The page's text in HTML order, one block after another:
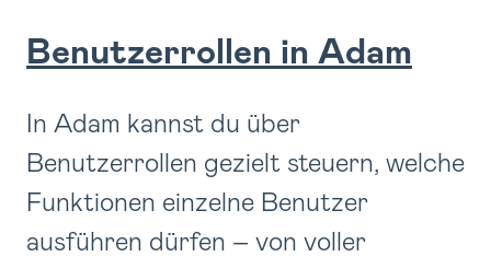
Benutzerrollen in Adam
In Adam kannst du über
Benutzerrollen gezielt steuern, welche
Funktionen einzelne Benutzer
ausführen dürfen – von voller